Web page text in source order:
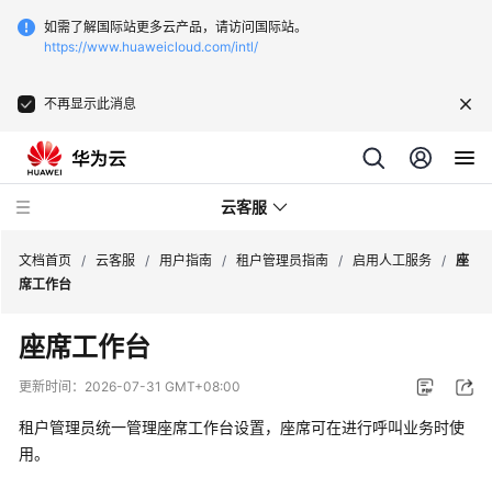
如需了解国际站更多云产品，请访问国际站。
https://www.huaweicloud.com/intl/
不再显示此消息
云客服
新
动
文档首页 / 云客服 / 用户指南 / 租户管理员指南 / 启用人工服务 / 座
席工作台
座席工作台
更新时间： 2026-07-31 GMT+08:00
租户管理员统一管理座席工作台设置，座席可在进行呼叫业务时使
用。